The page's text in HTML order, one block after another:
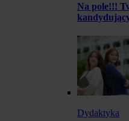
Na pole!!!
Dydaktyka